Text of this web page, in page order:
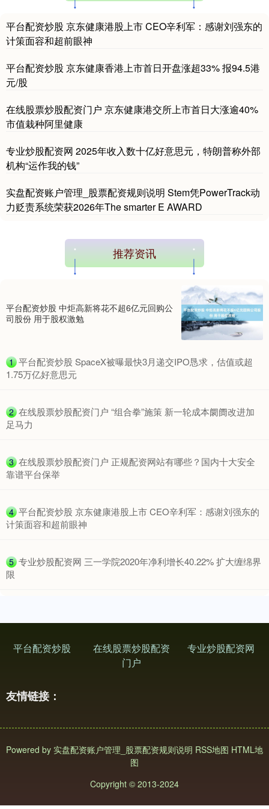
平台配资炒股 京东健康港股上市 CEO辛利军：感谢刘强东的
计策面容和超前眼神
平台配资炒股 京东健康香港上市首日开盘涨超33% 报94.5港
元/股
在线股票炒股配资门户 京东健康港交所上市首日大涨逾40%
市值栽种阿里健康
专业炒股配资网 2025年收入数十亿好意思元，特朗普称外部
机构“运作我的钱”
实盘配资账户管理_股票配资规则说明 Stem凭PowerTrack动
力贬责系统荣获2026年The smarter E AWARD
推荐资讯
平台配资炒股 中炬高新将花不超6亿元回购公
司股份 用于股权激勉
1 ​平台配资炒股 SpaceX被曝最快3月递交IPO恳求，估值或超
1.75万亿好意思元
2 ​在线股票炒股配资门户 “组合拳”施策 新一轮成本阛阓改进加
足马力
3 ​在线股票炒股配资门户 正规配资网站有哪些？国内十大安全
靠谱平台保举
4 ​平台配资炒股 京东健康港股上市 CEO辛利军：感谢刘强东的
计策面容和超前眼神
5 ​专业炒股配资网 三一学院2020年净利增长40.22% 扩大缠绵界
限
平台配资炒股
在线股票炒股配资
门户
专业炒股配资网
友情链接：
Powered by 实盘配资账户管理_股票配资规则说明 RSS地图 HTML地
图
Copyright © 2013-2024